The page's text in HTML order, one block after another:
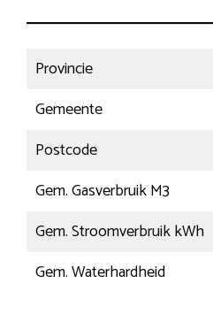
Provincie
Gemeente
Postcode
Gem. Gasverbruik M3
Gem. Stroomverbruik kWh
Gem. Waterhardheid